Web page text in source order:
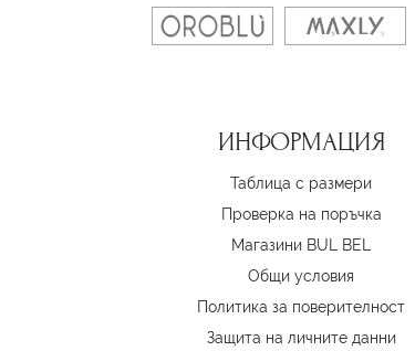
ИНФОРМАЦИЯ
Таблица с размери
Проверка на поръчка
Магазини BUL BEL
Oбщи условия
Политика за поверителност
Защита на личните данни